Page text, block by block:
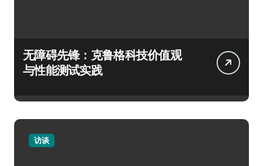
无障碍先锋：克鲁格科技价值观
与性能测试实践
访谈